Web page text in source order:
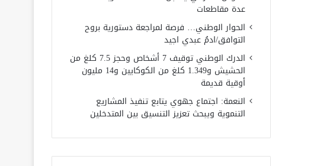
عدة مقاطعات
الحوار الوطني… فرصة لمراجعة دستورية بروح
التوافق/ادمُ عبدي اجيد
الدرك الوطني توقيف 7 أشخاص وحجز 7.5 كلغ من
الحشيش و1.349 كلغ من الكوكايين و14 مليون
أوقية قديمة
النعمة: اجتماع جهوي يتابع تنفيذ المشاريع
التنموية ويبحث تعزيز التنسيق بين المتدخلين